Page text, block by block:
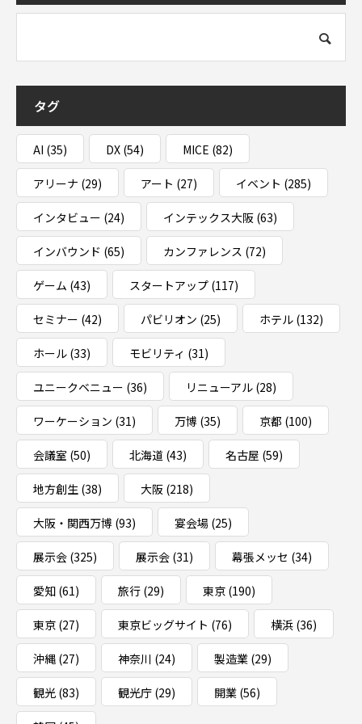
タグ
AI (35) DX (54) MICE (82)
アリーナ (29) アート (27) イベント (285)
インタビュー (24) インテックス大阪 (63)
インバウンド (65) カンファレンス (72)
ゲーム (43) スタートアップ (117)
セミナー (42) パビリオン (25) ホテル (132)
ホール (33) モビリティ (31)
ユニークベニュー (36) リニューアル (28)
ワーケーション (31) 万博 (35) 京都 (100)
会議室 (50) 北海道 (43) 名古屋 (59)
地方創生 (38) 大阪 (218)
大阪・関西万博 (93) 宴会場 (25)
展示会 (325) 展示会 (31) 幕張メッセ (34)
愛知 (61) 旅行 (29) 東京 (190)
東京 (27) 東京ビッグサイト (76) 横浜 (36)
沖縄 (27) 神奈川 (24) 製造業 (29)
観光 (83) 観光庁 (29) 開業 (56)